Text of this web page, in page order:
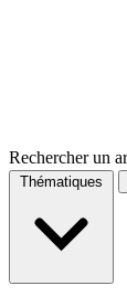
Rechercher un
Thématiques